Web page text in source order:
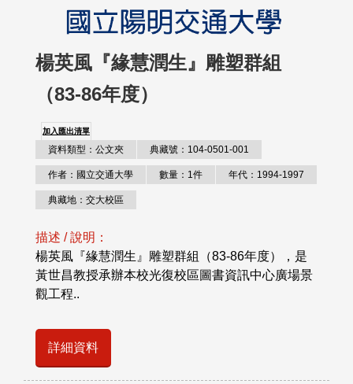
楊英風『緣慧潤生』雕塑群組
（83-86年度）
加入匯出清單
資料類型：公文夾 典藏號：104-0501-001
作者：國立交通大學 數量：1件 年代：1994-1997
典藏地：交大校區
描述 / 說明：
楊英風『緣慧潤生』雕塑群組（83-86年度），是
黃世昌教授承辦本校光復校區圖書資訊中心廣場景
觀工程..
詳細資料